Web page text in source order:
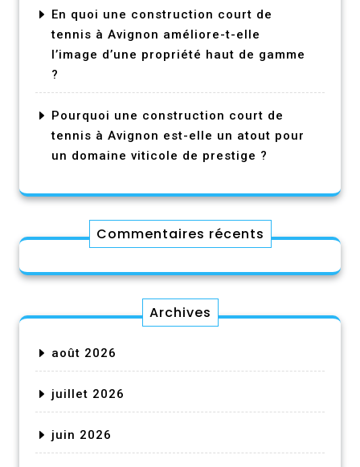
En quoi une construction court de
tennis à Avignon améliore-t-elle
l’image d’une propriété haut de gamme
?
Pourquoi une construction court de
tennis à Avignon est-elle un atout pour
un domaine viticole de prestige ?
Commentaires récents
Archives
août 2026
juillet 2026
juin 2026